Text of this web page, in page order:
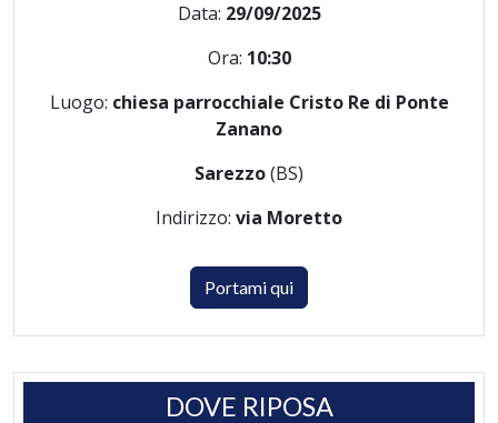
Data: 29/09/2025
Ora: 10:30
Luogo: chiesa parrocchiale Cristo Re di Ponte
Zanano
Sarezzo(BS)
Indirizzo: via Moretto
Portami qui
DOVE RIPOSA